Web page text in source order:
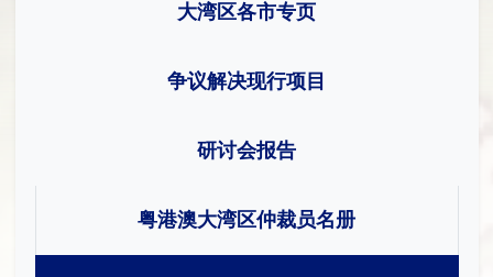
大湾区各市专页
争议解决现行项目
研讨会报告
粤港澳大湾区仲裁员名册